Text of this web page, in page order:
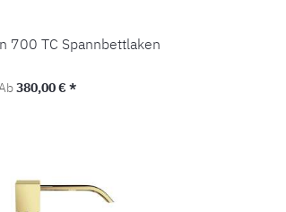
700 TC Spannbettlaken
Regulärer Preis:
Ab380,00 € *